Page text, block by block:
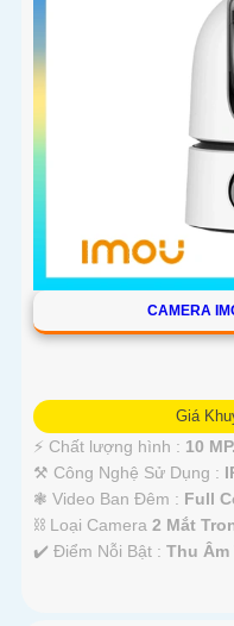
CAMERA
Giá
️⚡ Chất lượng hình : 10 MP.
⚒ Công Nghệ Sử Dụng :
❃ Video Ban Đêm : Full
⛓ Loại Camera 2 Mắt
️✔️ Điểm Nỗi Bật : Thu Âm